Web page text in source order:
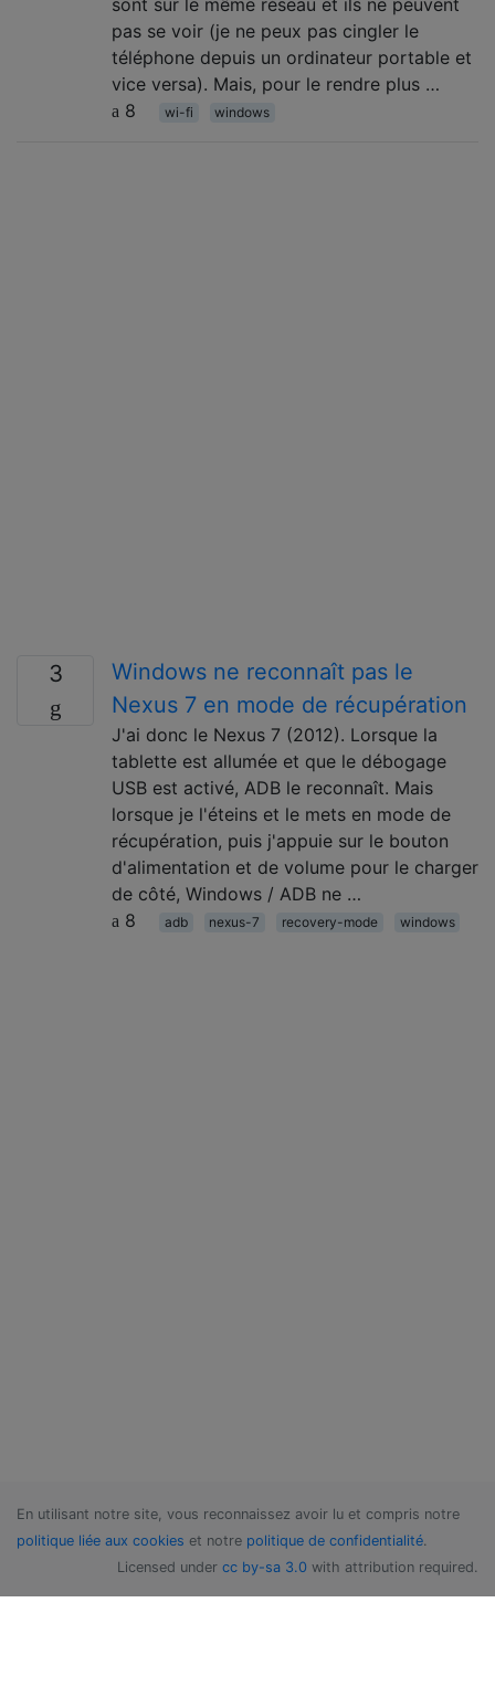
pas se voir (je ne peux pas cingler le
téléphone depuis un ordinateur portable et
vice versa). Mais, pour le rendre plus …
8
wi-fi windows
3
Windows ne reconnaît pas le
Nexus 7 en mode de récupération
J'ai donc le Nexus 7 (2012). Lorsque la
tablette est allumée et que le débogage
USB est activé, ADB le reconnaît. Mais
lorsque je l'éteins et le mets en mode de
récupération, puis j'appuie sur le bouton
d'alimentation et de volume pour le charger
de côté, Windows / ADB ne …
8
adb nexus-7 recovery-mode windows
En utilisant notre site, vous reconnaissez avoir lu et compris notre
politique liée aux cookies et notre politique de confidentialité.
Licensed under cc by-sa 3.0 with attribution required.